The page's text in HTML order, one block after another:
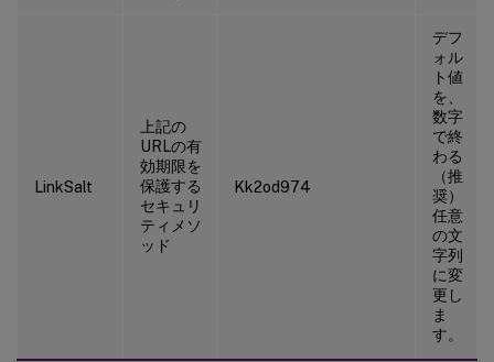
LinkSalt
上記の
URLの有
効期限を
保護する
セキュリ
ティメソ
ッド
Kk2od974
デフ
ォル
ト値
を、
数字
で終
わる
（推
奨）
任意
の文
字列
に変
更し
ま
す。